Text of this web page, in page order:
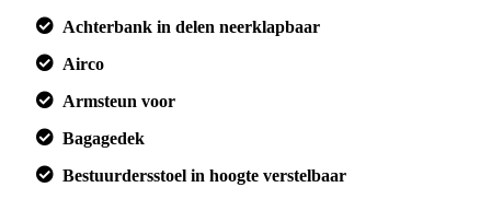
Achterbank in delen neerklapbaar
Airco
Armsteun voor
Bagagedek
Bestuurdersstoel in hoogte verstelbaar